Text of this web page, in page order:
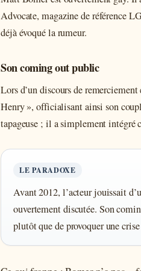
Advocate, magazine de référence
déjà évoqué la rumeur.
Son coming out public
Lors d’un discours de
Henry », officialisant ainsi son
tapageuse ; il a simplement intégré
LE PARADOXE
Avant 2012, l’acteur jouissait
ouvertement discutée. Son
plutôt que de provoquer une